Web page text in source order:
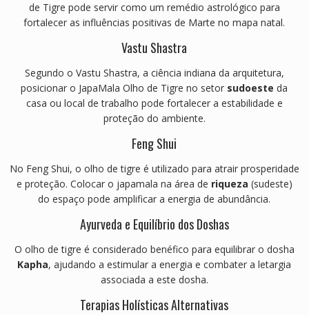
de Tigre pode servir como um remédio astrológico para
fortalecer as influências positivas de Marte no mapa natal.
Vastu Shastra
Segundo o Vastu Shastra, a ciência indiana da arquitetura,
posicionar o JapaMala Olho de Tigre no setor sudoeste da
casa ou local de trabalho pode fortalecer a estabilidade e
proteção do ambiente.
Feng Shui
No Feng Shui, o olho de tigre é utilizado para atrair prosperidade
e proteção. Colocar o japamala na área de riqueza (sudeste)
do espaço pode amplificar a energia de abundância.
Ayurveda e Equilíbrio dos Doshas
O olho de tigre é considerado benéfico para equilibrar o dosha
Kapha, ajudando a estimular a energia e combater a letargia
associada a este dosha.
Terapias Holísticas Alternativas